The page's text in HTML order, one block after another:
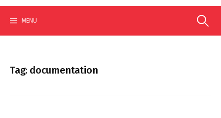
MENU Search
Tag: documentation